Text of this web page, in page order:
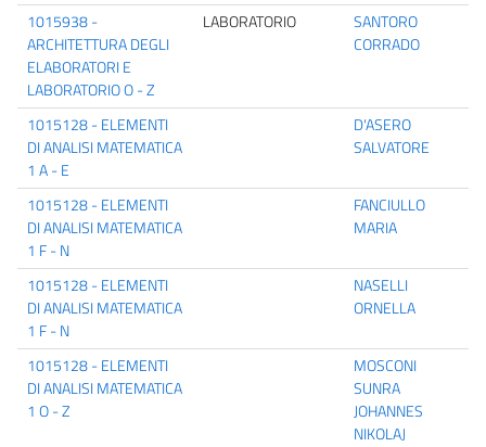
1015938 -
ARCHITETTURA DEGLI
ELABORATORI E
LABORATORIO O - Z
LABORATORIO
SANTORO
CORRADO
1015128 - ELEMENTI
DI ANALISI MATEMATICA
1 A - E
D'ASERO
SALVATORE
1015128 - ELEMENTI
DI ANALISI MATEMATICA
1 F - N
FANCIULLO
MARIA
1015128 - ELEMENTI
DI ANALISI MATEMATICA
1 F - N
NASELLI
ORNELLA
1015128 - ELEMENTI
DI ANALISI MATEMATICA
1 O - Z
MOSCONI
SUNRA
JOHANNES
NIKOLAJ